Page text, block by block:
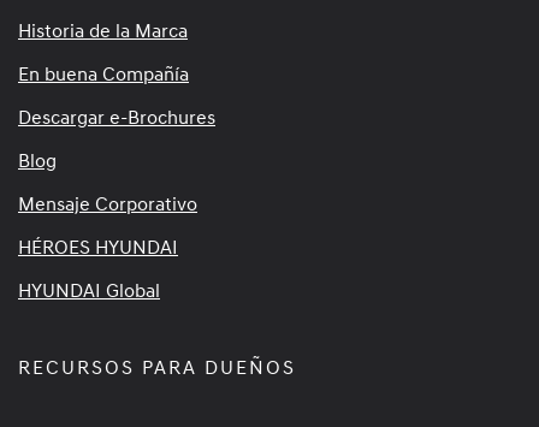
Historia de la Marca
En buena Compañía
Descargar e-Brochures
Blog
Mensaje Corporativo
HÉROES HYUNDAI
HYUNDAI Global
RECURSOS PARA DUEÑOS